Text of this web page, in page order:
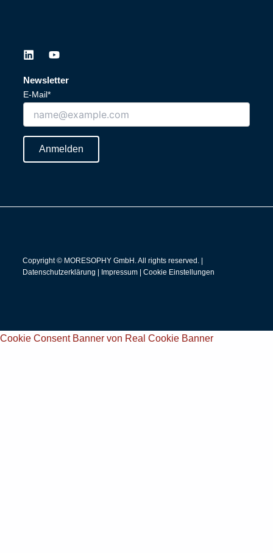
L
n
k
e
Y
u
t
e
Newsletter
E-Mail*
Anmelden
Copyright © MORESOPHY GmbH. All rights reserved. |
Datenschutzerklärung
Impressum| Cookie Einstellungen
Cookie Consent Banner von Real Cookie Banner